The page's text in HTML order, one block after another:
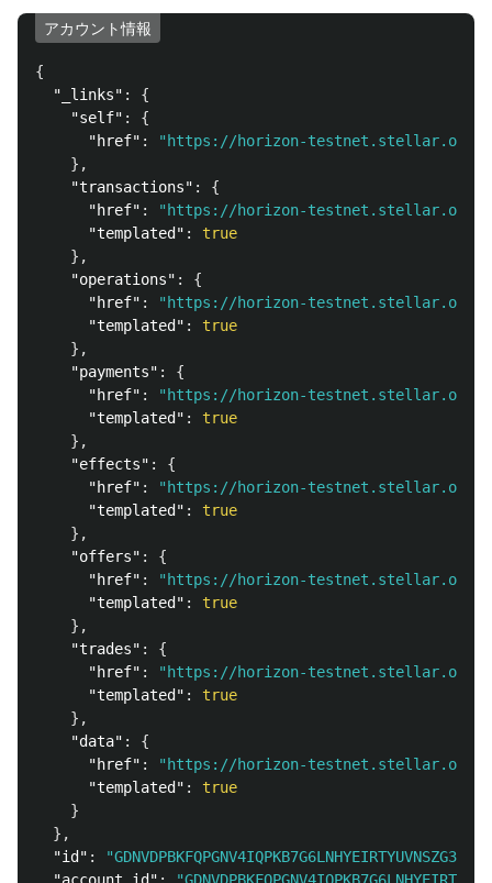
アカウント情報
{
"_links" :
{
"self" :
{
"href" :
"https://horizon-testnet.stellar.org/accounts/
},
"transactions" :
{
"href" :
"https://horizon-testnet.stellar.org/
"templated" :
true
},
"operations" :
{
"href" :
"https://horizon-testnet.stellar.org/
"templated" :
true
},
"payments" :
{
"href" :
"https://horizon-testnet.stellar.org/accounts/
"templated" :
true
},
"effects" :
{
"href" :
"https://horizon-testnet.stellar.org/
"templated" :
true
},
"offers" :
{
"href" :
"https://horizon-testnet.stellar.org/
"templated" :
true
},
"trades" :
{
"href" :
"https://horizon-testnet.stellar.org/
"templated" :
true
},
"data" :
{
"href" :
"https://horizon-testnet.stellar.org/accounts/
"templated" :
true
}
},
"id" :
"account_id" :